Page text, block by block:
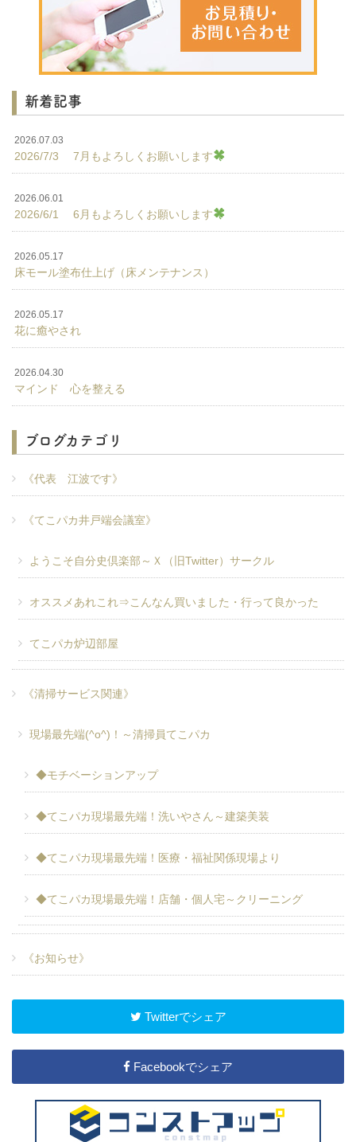
新着記事
2026.07.03
2026/7/3 7月もよろしくお願いします
2026.06.01
2026/6/1 6月もよろしくお願いします
2026.05.17
床モール塗布仕上げ（床メンテナンス）
2026.05.17
花に癒やされ
2026.04.30
マインド 心を整える
ブログカテゴリ
《代表 江波です》
《てこパカ井戸端会議室》
ようこそ自分史倶楽部～Ｘ（旧Twitter）サークル
オススメあれこれ⇒こんなん買いました・行って良かった
てこパカ炉辺部屋
《清掃サービス関連》
現場最先端(^o^)！～清掃員てこパカ
◆モチベーションアップ
◆てこパカ現場最先端！洗いやさん～建築美装
◆てこパカ現場最先端！医療・福祉関係現場より
◆てこパカ現場最先端！店舗・個人宅～クリーニング
《お知らせ》
Twitterでシェア
Facebookでシェア